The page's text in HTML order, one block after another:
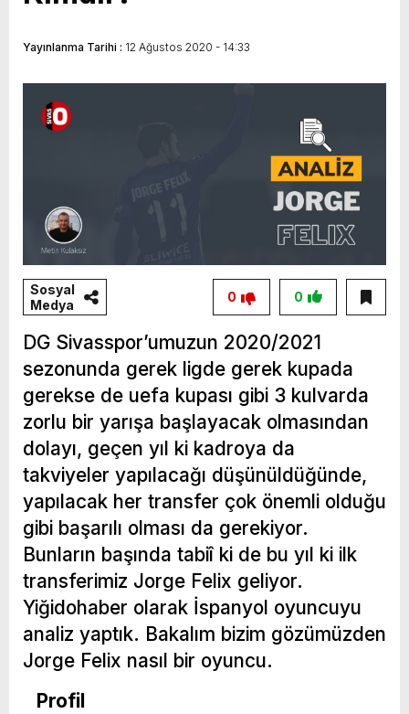
Yayınlanma Tarihi : 12 Ağustos 2020 - 14:33
Sosyal
Medya
0
0
DG Sivasspor’umuzun 2020/2021
sezonunda gerek ligde gerek kupada
gerekse de uefa kupası gibi 3 kulvarda
zorlu bir yarışa başlayacak olmasından
dolayı, geçen yıl ki kadroya da
takviyeler yapılacağı düşünüldüğünde,
yapılacak her transfer çok önemli olduğu
gibi başarılı olması da gerekiyor.
Bunların başında tabiî ki de bu yıl ki ilk
transferimiz Jorge Felix geliyor.
Yiğidohaber olarak İspanyol oyuncuyu
analiz yaptık. Bakalım bizim gözümüzden
Jorge Felix nasıl bir oyuncu.
Profil